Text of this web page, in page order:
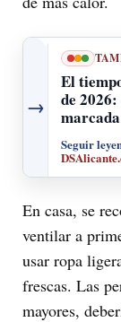
→
El
de
Seguir
En casa, se
ventilar a
usar ropa
frescas. Las
mayores,